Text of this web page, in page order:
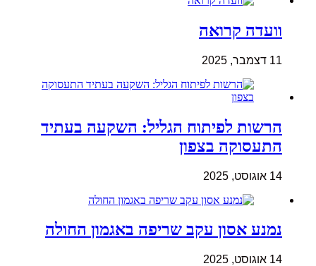
וועדה קרואה
11 דצמבר, 2025
הרשות לפיתוח הגליל: השקעה בעתיד
התעסוקה בצפון
14 אוגוסט, 2025
נמנע אסון עקב שריפה באגמון החולה
14 אוגוסט, 2025